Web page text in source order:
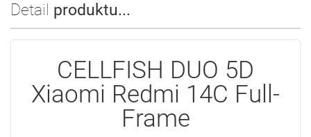
Detail produktu...
CELLFISH DUO 5D
Xiaomi Redmi 14C Full-
Frame